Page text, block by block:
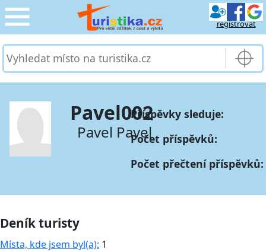
registrovat
CESTOVÁNÍ
SLUŽBY & DOPRAVA ›
PRO TURISTY ›
MOJE TURISTIKA
Pavel002
Pavel Pavel
Příspěvky sleduje:
Počet příspěvků:
Počet přečtení příspěvků:
Deník turisty
Místa, kde jsem byl(a): 1